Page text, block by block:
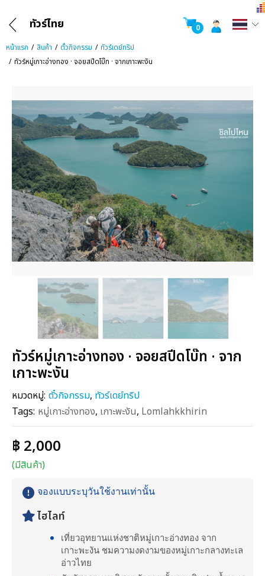
ทัวร์ไทย
0
หน้าแรก
สินค้า ตั๋วกิจกรรม
ทัวร์เดย์ทริป
ทัวร์หมู่เกาะอ่างทอง · จอยสปีดโบ๊ท · จากเกาะพะงัน
ทัวร์หมู่เกาะอ่างทอง · จอยสปีดโบ๊ท · จาก
เกาะพะงัน
หมวดหมู่: ตั๋วกิจกรรม, ทัวร์เดย์ทริป
Tags: หมู่เกาะอ่างทอง, เกาะพะงัน, Lomlahkkhirin
฿ 2,000
(มีสินค้า)
จองแบบระบุวันใช้งานเท่านั้น
ไฮไลท์
เที่ยวอุทยานแห่งชาติหมู่เกาะอ่างทอง จาก
เกาะพะงัน ชมความงดงามของหมู่เกาะกลางทะเล
อ่าวไทย